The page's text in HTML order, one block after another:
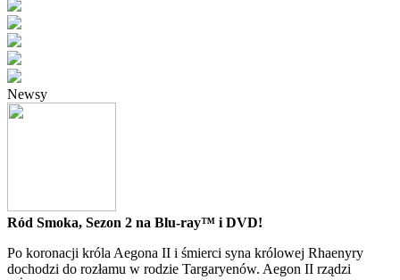
Newsy
Ród Smoka, Sezon 2 na Blu-ray™ i DVD!
Po koronacji króla Aegona II i śmierci syna królowej Rhaenyry
dochodzi do rozłamu w rodzie Targaryenów. Aegon II rządzi